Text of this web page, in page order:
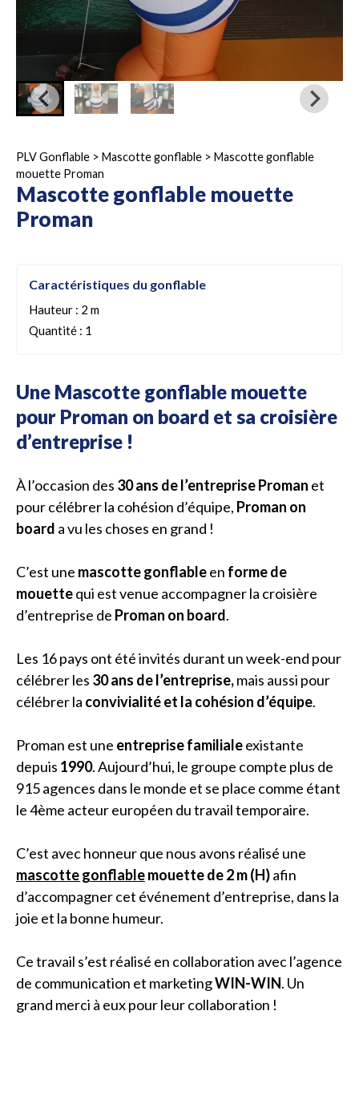
PLV Gonflable > Mascotte gonflable > Mascotte gonflable
mouette Proman
Mascotte gonflable mouette
Proman
Caractéristiques du gonflable
Hauteur : 2 m
Quantité : 1
Une Mascotte gonflable mouette
pour Proman on board et sa croisière
d’entreprise !
À l’occasion des 30 ans de l’entreprise Proman et
pour célébrer la cohésion d’équipe, Proman on
board a vu les choses en grand !
C’est une mascotte gonflableen forme de
mouettequi est venue accompagner la croisière
d’entreprise de Proman on board.
Les 16 pays ont été invités durant un week-end pour
célébrer les 30 ans de l’entreprise,mais aussi pour
célébrer la convivialité et la cohésion d’équipe.
Proman est une entreprise familialeexistante
depuis 1990. Aujourd’hui, le groupe compte plus de
915 agences dans le monde et se place comme étant
le 4ème acteur européen du travail temporaire.
C’est avec honneur que nous avons réalisé une
mascotte gonflablemouette de 2 m (H)afin
d’accompagner cet événement d’entreprise, dans la
joie et la bonne humeur.
Ce travail s’est réalisé en collaboration avec l’agence
de communication et marketingWIN-WIN. Un
grand merci à eux pour leur collaboration !